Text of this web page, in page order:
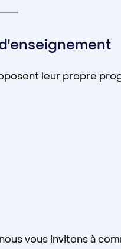
leur propre
vous invitons à